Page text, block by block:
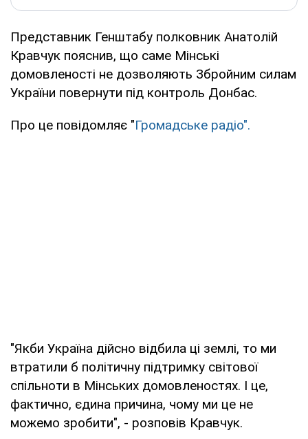
Представник Генштабу полковник Анатолій
Кравчук пояснив, що саме Мінські
домовленості не дозволяють Збройним силам
України повернути під контроль Донбас.
Про це повідомляє "Громадське радіо".
"Якби Україна дійсно відбила ці землі, то ми
втратили б політичну підтримку світової
спільноти в Мінських домовленостях. І це,
фактично, єдина причина, чому ми це не
можемо зробити", - розповів Кравчук.